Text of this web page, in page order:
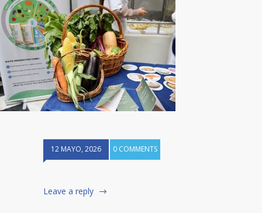
12 MAYO, 2026 0 COMMENTS
Leave a reply